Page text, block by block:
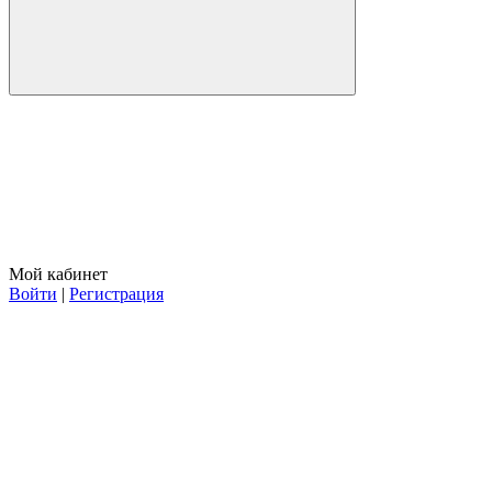
Мой кабинет
Войти | Регистрация